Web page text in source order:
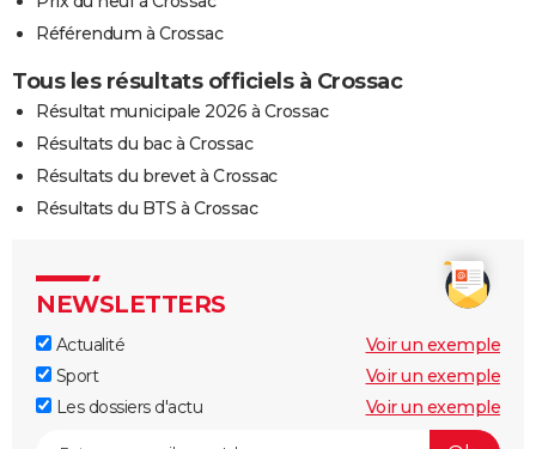
Référendum à Crossac
Tous les résultats officiels à Crossac
Résultat municipale 2026 à Crossac
Résultats du bac à Crossac
Résultats du brevet à Crossac
Résultats du BTS à Crossac
NEWSLETTERS
Actualité
Voir un exemple
Sport
Voir un exemple
Les dossiers d'actu
Voir un exemple